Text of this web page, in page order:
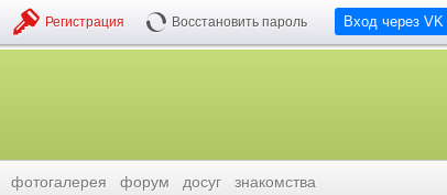
Вход через VK
Регистрация Восстановить пароль
фотогалерея форум досуг знакомства